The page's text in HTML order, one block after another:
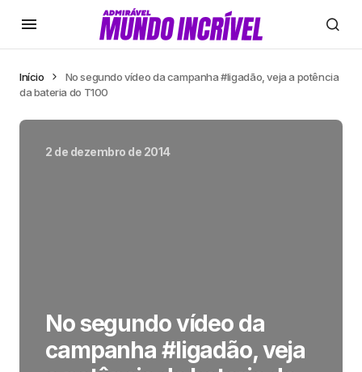
Início
No segundo vídeo da campanha #ligadão, veja a potência
da bateria do T100
2 de dezembro de 2014
No segundo vídeo da
campanha #ligadão, veja